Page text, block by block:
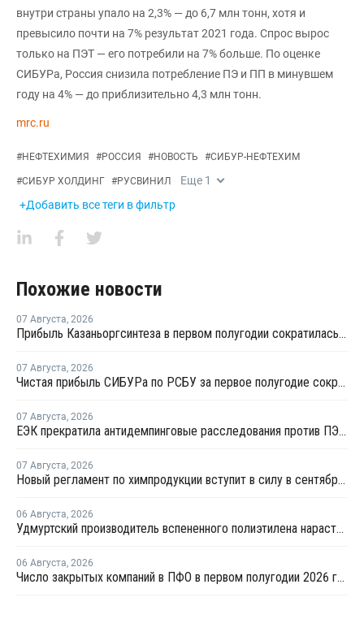
внутри страны упало на 2,3% — до 6,7 млн тонн, хотя и
превысило почти на 7% результат 2021 года. Спрос вырос
только на ПЭТ — его потребили на 7% больше. По оценке
СИБУРа, Россия снизила потребление ПЭ и ПП в минувшем
году на 4% — до приблизительно 4,3 млн тонн.
mrc.ru
#НЕФТЕХИМИЯ #РОССИЯ #НОВОСТЬ #СИБУР-НЕФТЕХИМ
#СИБУР ХОЛДИНГ #РУСВИНИЛ Еще 1
+Добавить все теги в фильтр
Похожие новости
07 Августа, 2026
Прибыль Казаньоргсинтеза в первом полугодии сократилась более чем в 2 раза
07 Августа, 2026
Чистая прибыль СИБУРа по РСБУ за первое полугодие сократилась в 3,6 раза
07 Августа, 2026
ЕЭК прекратила антидемпинговые расследования против ПЭ и ПП из Азербайджана и Туркменистана
07 Августа, 2026
Новый регламент по химпродукции вступит в силу в сентябре 2027 года
06 Августа, 2026
Удмуртский производитель вспененного полиэтилена нарастит выпуск на 15%
06 Августа, 2026
Число закрытых компаний в ПФО в первом полугодии 2026 года вдвое превысило число новых